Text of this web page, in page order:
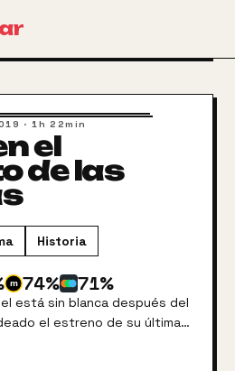
·1h 22min
el
de las
Historia
74% 71%
está sin blanca después del
el estreno de su última
y promete a Buñuel que